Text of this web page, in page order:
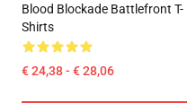
Blood Blockade Battlefront T-
Shirts
€ 24,38 - € 28,06